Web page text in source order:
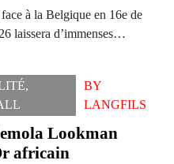
à la Belgique en 16e de
laissera d’immenses…
,
BY
LANGFILS
Lookman
africain